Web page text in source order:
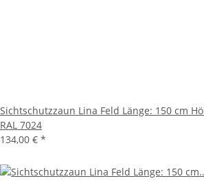
Sichtschutzzaun Lina Feld Länge: 150 cm
RAL 7024
134,00 € *